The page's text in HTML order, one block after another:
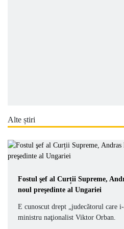
Alte știri
Fostul şef al Curții Supreme,
noul preşedinte al Ungariei
E cunoscut drept „judecătorul care
ministru naţionalist Viktor Orban.